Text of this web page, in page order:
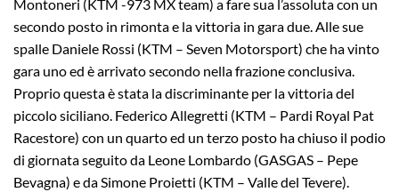
Montoneri (KTM -973 MX team) a fare sua l’assoluta con un
secondo posto in rimonta e la vittoria in gara due. Alle sue
spalle Daniele Rossi (KTM – Seven Motorsport) che ha vinto
gara uno ed è arrivato secondo nella frazione conclusiva.
Proprio questa è stata la discriminante per la vittoria del
piccolo siciliano. Federico Allegretti (KTM – Pardi Royal Pat
Racestore) con un quarto ed un terzo posto ha chiuso il podio
di giornata seguito da Leone Lombardo (GASGAS – Pepe
Bevagna) e da Simone Proietti (KTM – Valle del Tevere).